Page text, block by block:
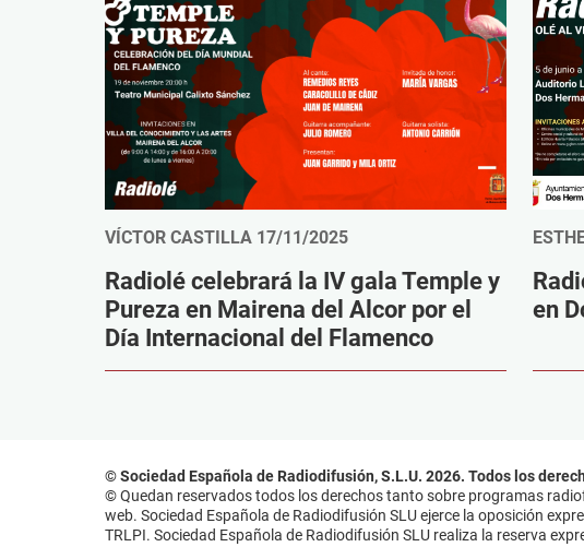
VÍCTOR CASTILLA 17/11/2025
Radiolé celebrará la IV gala Temple y
Pureza en Mairena del Alcor por el
Día Internacional del Flamenco
en
© Sociedad Española de Radiodifusión, S.L.U. 2026. Todos los
© Quedan reservados todos los derechos tanto sobre programas
web. Sociedad Española de Radiodifusión SLU ejerce la oposición
TRLPI. Sociedad Española de Radiodifusión SLU realiza la reserva